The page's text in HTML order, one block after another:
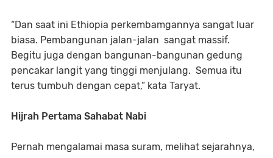
“Dan saat ini Ethiopia perkembamgannya sangat luar
biasa. Pembangunan jalan-jalan sangat massif.
Begitu juga dengan bangunan-bangunan gedung
pencakar langit yang tinggi menjulang. Semua itu
terus tumbuh dengan cepat,” kata Taryat.
Hijrah Pertama Sahabat Nabi
Pernah mengalamai masa suram, melihat sejarahnya,